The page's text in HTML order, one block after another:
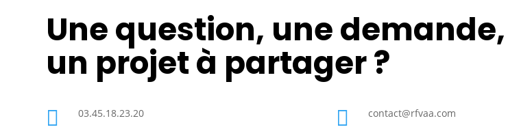
Une question, une demande,
un projet à partager ?
 03.45.18.23.20  contact@rfvaa.com